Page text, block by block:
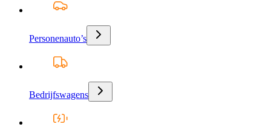
Personenauto’s
Bedrijfswagens